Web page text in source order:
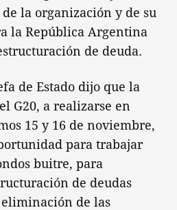
la organización y de su
la República Argentina
de deuda.
de Estado dijo que la
G20, a realizarse en
15 y 16 de noviembre,
para trabajar
buitre, para
de deudas
de las